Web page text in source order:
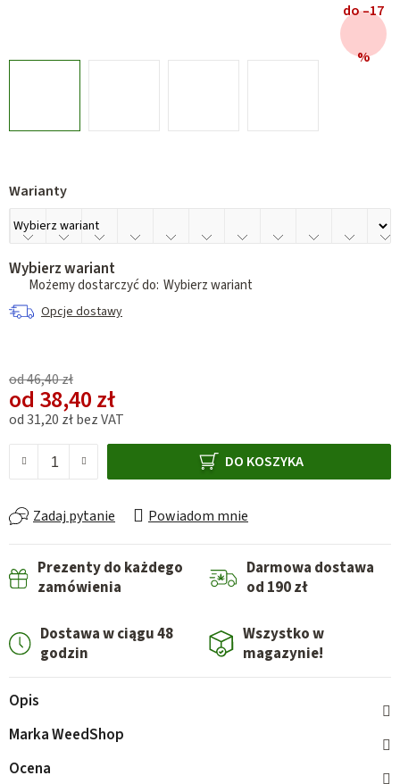
Warianty
Wybierz wariant
Wybierz wariant
Opcje dostawy
od 46,40 zł
od 38,40 zł
od31,20 złbez VAT
DO KOSZYKA
Zadaj pytanie Powiadom mnie
do –17
%
Prezenty do każdego
zamówienia
Darmowa dostawa
od 190 zł
Dostawa w ciągu 48
godzin
Wszystko w
magazynie!
Opis
MarkaWeedShop
Ocena